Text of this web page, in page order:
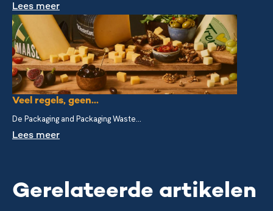
Lees meer
Veel regels, geen...
De Packaging and Packaging Waste...
Lees meer
Gerelateerde artikelen